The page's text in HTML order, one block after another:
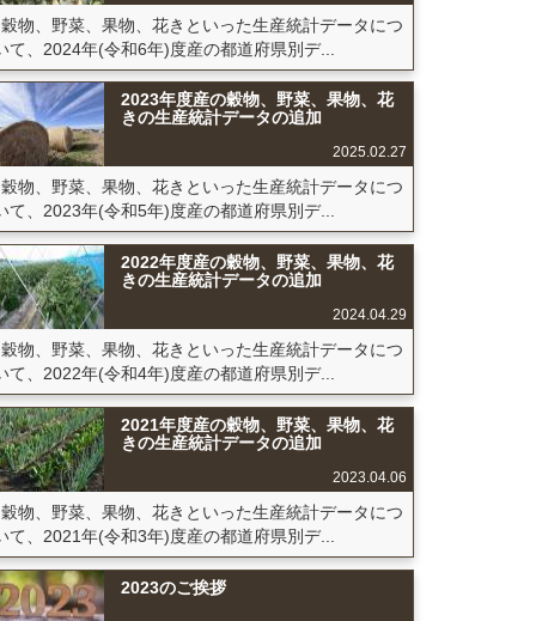
穀物、野菜、果物、花きといった生産統計データにつ
て、2024年(令和6年)度産の都道府県別デ...
2023年度産の穀物、野菜、果物、花
きの生産統計データの追加
2025.02.27
穀物、野菜、果物、花きといった生産統計データにつ
て、2023年(令和5年)度産の都道府県別デ...
2022年度産の穀物、野菜、果物、花
きの生産統計データの追加
2024.04.29
穀物、野菜、果物、花きといった生産統計データにつ
て、2022年(令和4年)度産の都道府県別デ...
2021年度産の穀物、野菜、果物、花
きの生産統計データの追加
2023.04.06
穀物、野菜、果物、花きといった生産統計データにつ
て、2021年(令和3年)度産の都道府県別デ...
2023のご挨拶